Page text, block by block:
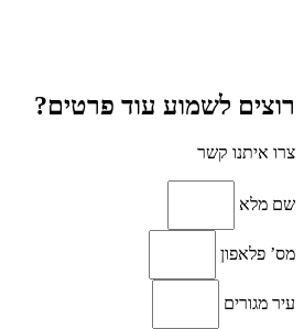
רוצים לשמוע עוד פרטים?
צרו איתנו קשר
שם מלא
מס’ פלאפון
עיר מגורים